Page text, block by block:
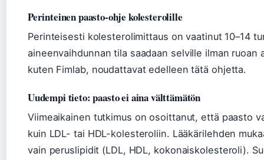
Perinteinen paasto-ohje kolesterolille
Perinteisesti kolesterolimittaus on vaatinut 10–14
aineenvaihdunnan tila saadaan selville ilman
kuten Fimlab, noudattavat edelleen tätä ohjetta.
Uudempi tieto: paasto ei aina välttämätön
Viimeaikainen tutkimus on osoittanut, että paasto
kuin LDL- tai HDL-kolesteroliin. Lääkärilehden
vain peruslipidit (LDL, HDL, kokonaiskolesteroli).